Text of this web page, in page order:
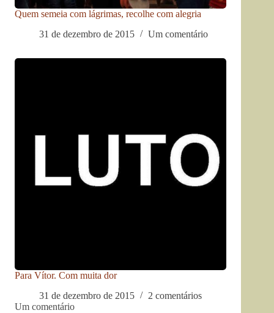
Quem semeia com lágrimas, recolhe com alegria
31 de dezembro de 2015
Um comentário
Para Vítor. Com muita dor
31 de dezembro de 2015
2 comentários
Um comentário